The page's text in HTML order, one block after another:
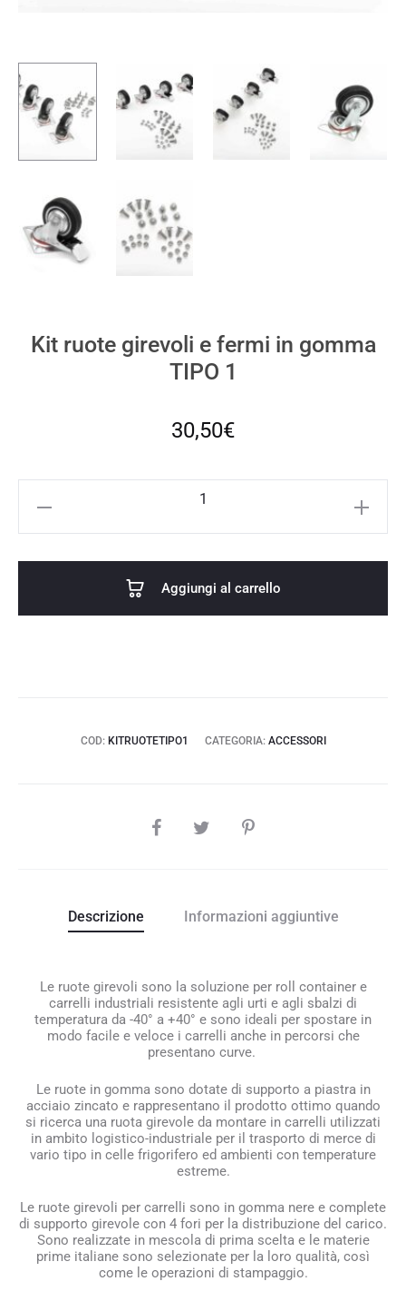
Kit ruote girevoli e fermi in gomma
TIPO 1
30,50€
Aggiungi al carrello
COD: KITRUOTETIPO1 CATEGORIA: ACCESSORI
SHARE
Descrizione Informazioni aggiuntive
Le ruote girevoli sono la soluzione per roll container e
carrelli industriali resistente agli urti e agli sbalzi di
temperatura da -40° a +40° e sono ideali per spostare in
modo facile e veloce i carrelli anche in percorsi che
presentano curve.
Le ruote in gomma sono dotate di supporto a piastra in
acciaio zincato e rappresentano il prodotto ottimo quando
si ricerca una ruota girevole da montare in carrelli utilizzati
in ambito logistico-industriale per il trasporto di merce di
vario tipo in celle frigorifero ed ambienti con temperature
estreme.
Le ruote girevoli per carrelli sono in gomma nere e complete
di supporto girevole con 4 fori per la distribuzione del carico.
Sono realizzate in mescola di prima scelta e le materie
prime italiane sono selezionate per la loro qualità, così
come le operazioni di stampaggio.